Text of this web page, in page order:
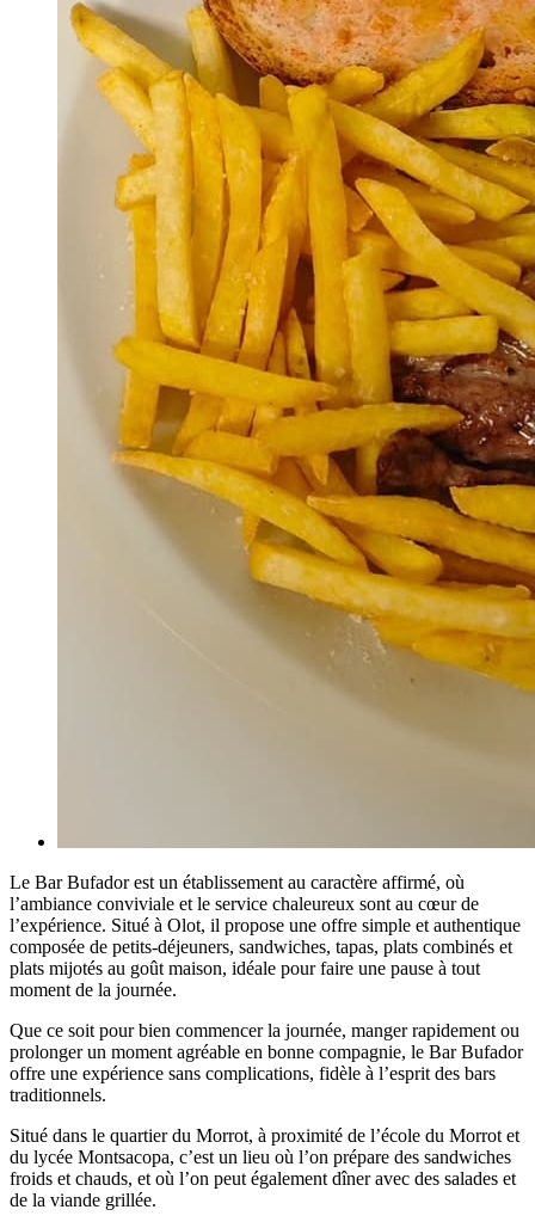
Le Bar Bufador est un établissement au caractère affirmé, où
l’ambiance conviviale et le service chaleureux sont au cœur de
l’expérience. Situé à Olot, il propose une offre simple et authentique
composée de petits-déjeuners, sandwiches, tapas, plats combinés et
plats mijotés au goût maison, idéale pour faire une pause à tout
moment de la journée.
Que ce soit pour bien commencer la journée, manger rapidement ou
prolonger un moment agréable en bonne compagnie, le Bar Bufador
offre une expérience sans complications, fidèle à l’esprit des bars
traditionnels.
Situé dans le quartier du Morrot, à proximité de l’école du Morrot et
du lycée Montsacopa, c’est un lieu où l’on prépare des sandwiches
froids et chauds, et où l’on peut également dîner avec des salades et
de la viande grillée.